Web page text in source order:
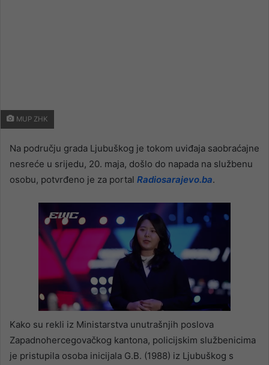
MUP ZHK
Na području grada Ljubuškog je tokom uviđaja saobraćajne
nesreće u srijedu, 20. maja, došlo do napada na službenu
osobu, potvrđeno je za portal Radiosarajevo.ba.
Kako su rekli iz Ministarstva unutrašnjih poslova
Zapadnohercegovačkog kantona, policijskim službenicima
je pristupila osoba inicijala G.B. (1988) iz Ljubuškog s